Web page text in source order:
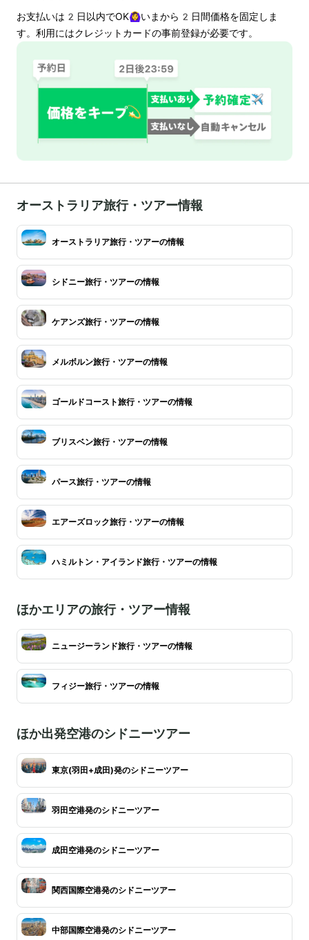
お支払いは 2 日以内でOK🙆‍♀️いまから 2 日間価格を固定しま
す。利用にはクレジットカードの事前登録が必要です。
オーストラリア旅行・ツアー情報
オーストラリア旅行・ツアーの情報
シドニー旅行・ツアーの情報
ケアンズ旅行・ツアーの情報
メルボルン旅行・ツアーの情報
ゴールドコースト旅行・ツアーの情報
ブリスベン旅行・ツアーの情報
パース旅行・ツアーの情報
エアーズロック旅行・ツアーの情報
ハミルトン・アイランド旅行・ツアーの情報
ほかエリアの旅行・ツアー情報
ニュージーランド旅行・ツアーの情報
フィジー旅行・ツアーの情報
ほか出発空港のシドニーツアー
東京(羽田+成田)発のシドニーツアー
羽田空港発のシドニーツアー
成田空港発のシドニーツアー
関西国際空港発のシドニーツアー
中部国際空港発のシドニーツアー